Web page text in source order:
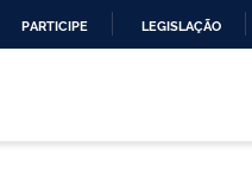
PARTICIPE LEGISLAÇÃO